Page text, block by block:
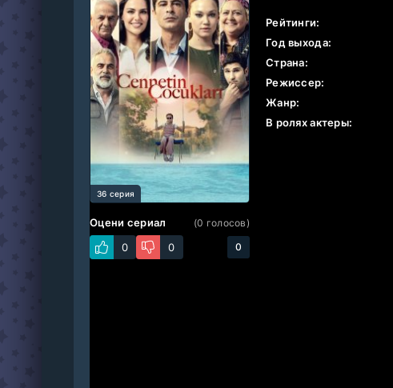
36 серия
Оцени сериал
0
0
(0 голосов)
0
Рейтинги:
Год выхода:
Страна:
Режиссер:
Жанр:
В ролях актеры: